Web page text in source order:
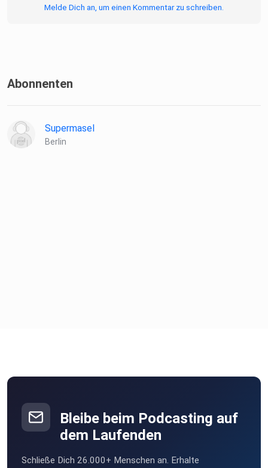
Melde Dich an, um einen Kommentar zu schreiben.
Abonnenten
Supermasel
Berlin
Bleibe beim Podcasting auf
dem Laufenden
Schließe Dich 26.000+ Menschen an. Erhalte